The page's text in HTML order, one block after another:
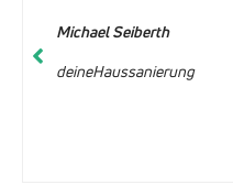
Michael Seiberth
deineHaussanierung